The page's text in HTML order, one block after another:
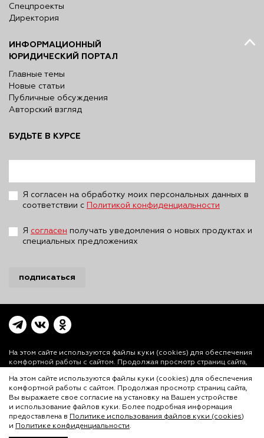
Спецпроекты
Директория
ИНФОРМАЦИОННЫЙ
ЮРИДИЧЕСКИЙ ПОРТАЛ
Главные темы
Новые статьи
Публичные обсуждения
Авторский взгляд
БУДЬТЕ В КУРСЕ
Я согласен на обработку моих персональных данных в
соответствии с
Политикой конфиденциальности
Я согласен получать уведомления о новых продуктах и
специальных предложениях
подписаться
На этом сайте используются файлы куки (cookies) для обеспечения
комфортной работы с сайтом. Продолжая просмотр страниц сайта,
использование файлов куки. Более подробная информация
предоставлена вПолитике использования файлов куки (cookies)и
Политике конфиденциальности.
© ООО «Лигал Академия» 2016-2026.
На этом сайте используются файлы куки (cookies) для обеспечения
комфортной работы с сайтом. Продолжая просмотр страниц сайта,
Вы выражаете свое согласие на установку на Вашем устройстве
и использование файлов куки. Более подробная информация
предоставлена в Политике использования файлов куки (cookies)
и Политике конфиденциальности.